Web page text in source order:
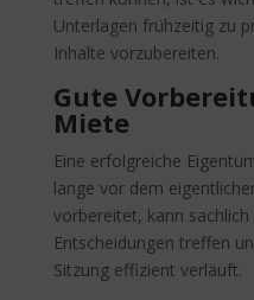
Unterlagen frühzeitig zu
Inhalte vorzubereiten.
Gute
Miete
Eine erfolgreiche
lange vor dem
vorbereitet, kann
Entscheidungen treffen
Sitzung effizient verläuft.